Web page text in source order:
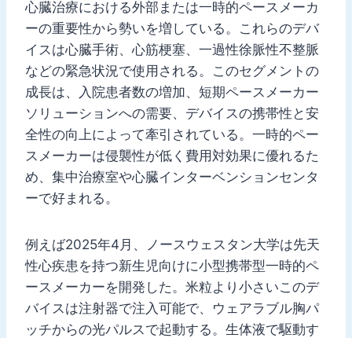
心臓治療における外部または一時的ペースメーカ
ーの重要性から勢いを増している。これらのデバ
イスは心臓手術、心筋梗塞、一過性徐脈性不整脈
などの緊急状況で使用される。このセグメントの
成長は、入院患者数の増加、短期ペースメーカー
ソリューションへの需要、デバイスの携帯性と安
全性の向上によって牽引されている。一時的ペー
スメーカーは侵襲性が低く費用対効果に優れるた
め、集中治療室や心臓インターベンションセンタ
ーで好まれる。
例えば2025年4月、ノースウェスタン大学は先天
性心疾患を持つ新生児向けに小型携帯型一時的ペ
ースメーカーを開発した。米粒より小さいこのデ
バイスは注射器で注入可能で、ウェアラブル胸パ
ッチからの光パルスで起動する。生体液で駆動す